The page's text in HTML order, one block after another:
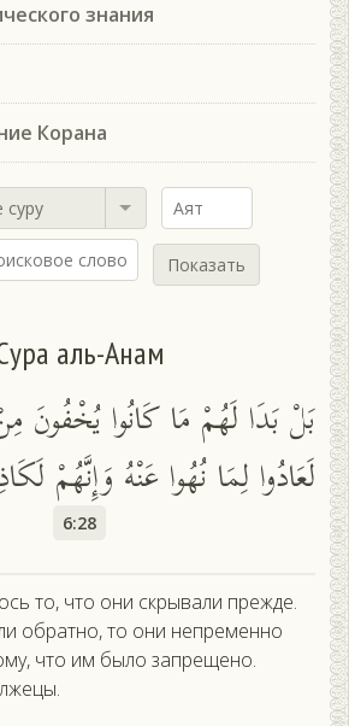
знания
Корана
суру
Показать
аль-Анам
بَلْ بَدَا لَهُمْ مَا كَانُوا يُخْفُونَ
لَعَادُوا لِمَا نُهُوا عَنْهُ وَإِنَّهُمْ
6:28
то, что они скрывали прежде.
обратно, то они непременно
что им было запрещено.